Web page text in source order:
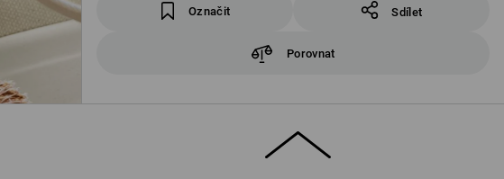
Označit Sdílet
Porovnat